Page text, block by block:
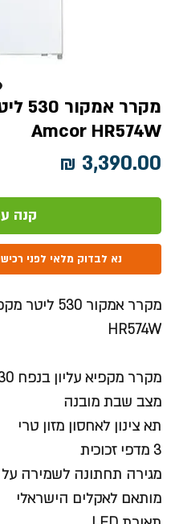
Amcor HR574W
קנה
נא לבדוק מלאי לפני רכישת מוצר!
HR574W
מקרר מקפיא עליון בנפח 530 ליטר
מצב שבת מובנה
תא צינון לאחסון מזון טרי
3 מדפי זכוכית
מגירה תחתונה לשמירה על
מותאם לאקלים הישראלי